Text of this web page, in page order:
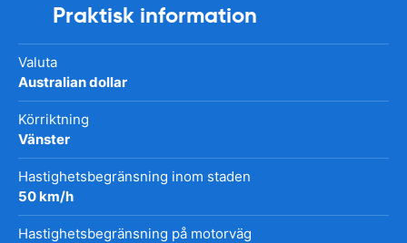
Praktisk information
Valuta
Australian dollar
Körriktning
Vänster
Hastighetsbegränsning inom staden
50 km/h
Hastighetsbegränsning på motorväg